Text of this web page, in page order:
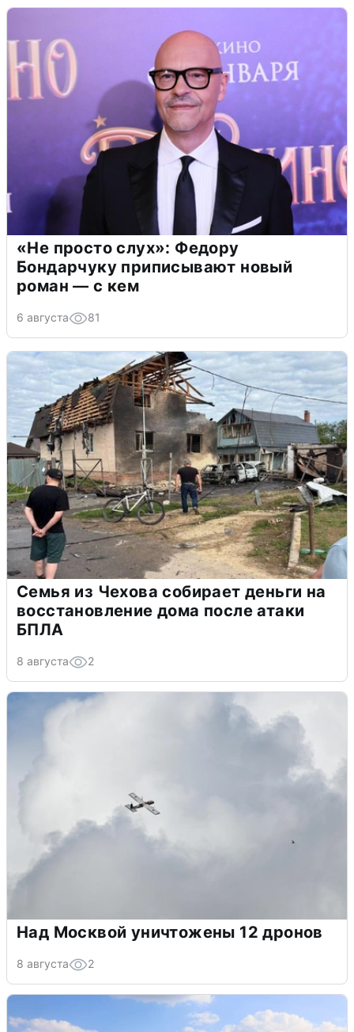
«Не просто слух»: Федору
Бондарчуку приписывают новый
роман — с кем
6 августа 81
Семья из Чехова собирает деньги на
восстановление дома после атаки
БПЛА
8 августа 2
Над Москвой уничтожены 12 дронов
8 августа 2